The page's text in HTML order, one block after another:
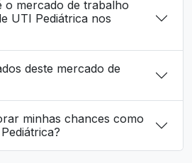
o mercado de trabalho
UTI Pediátrica nos
deste mercado de
minhas chances como